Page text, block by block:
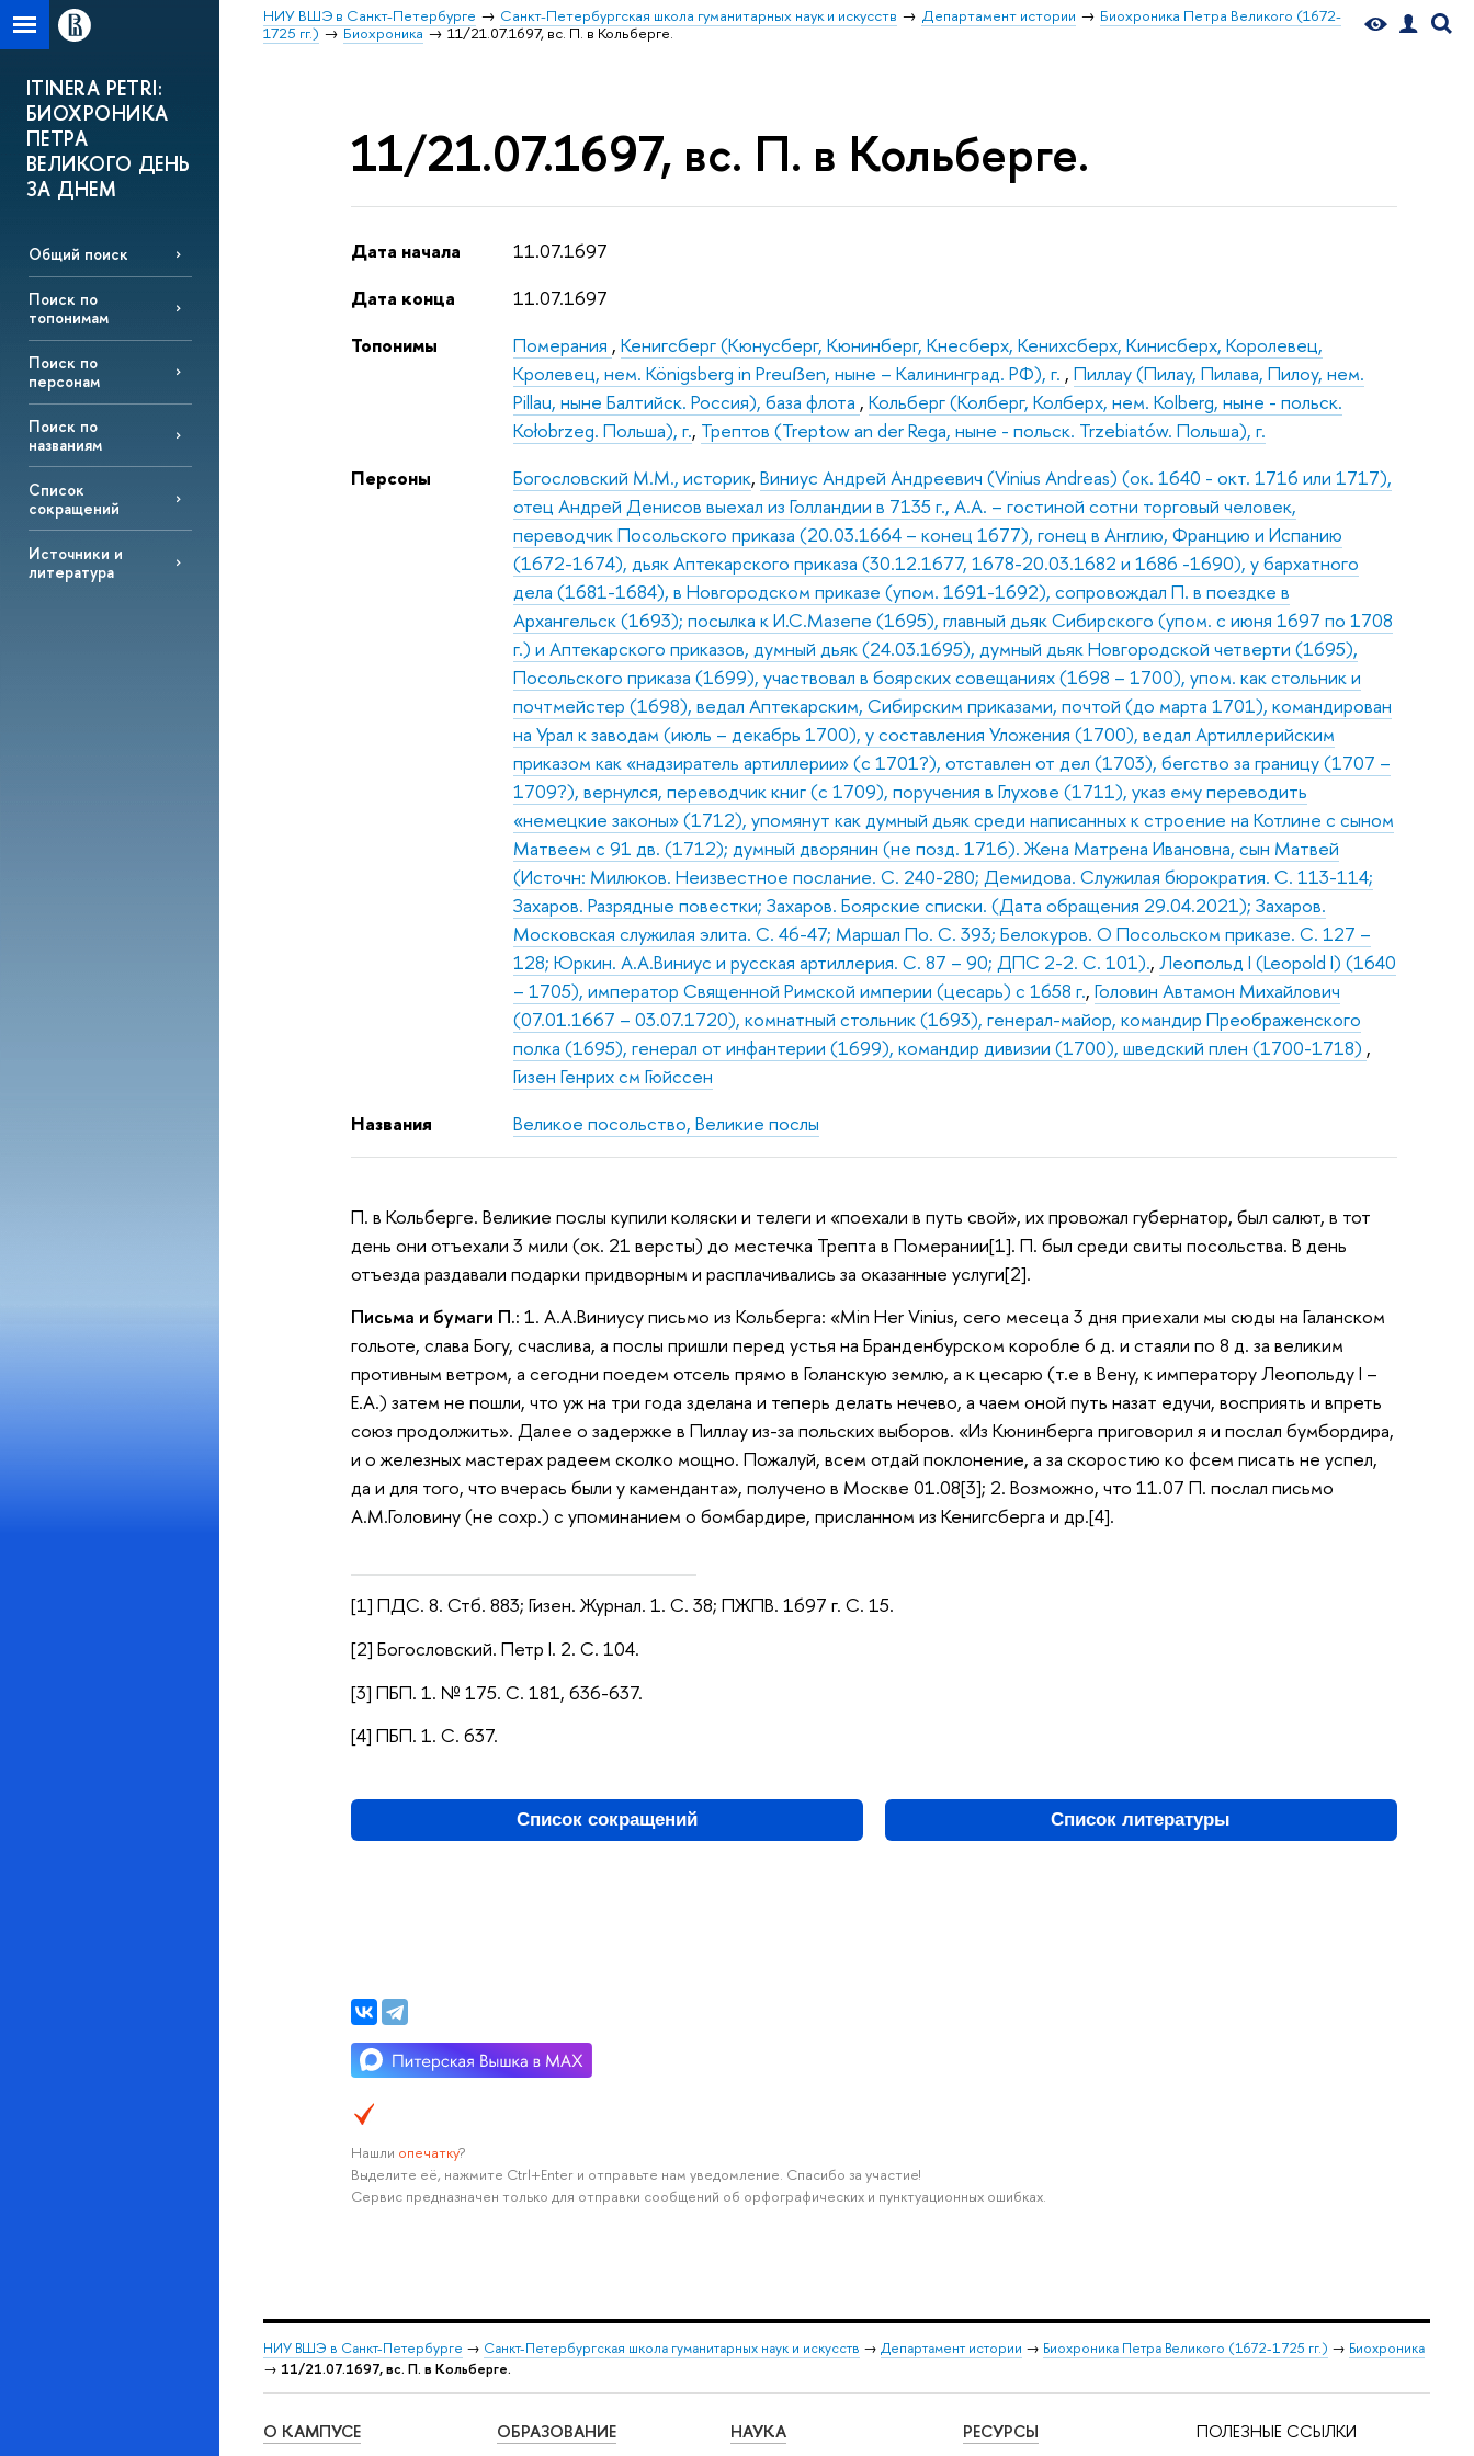
НИУ ВШЭ в Санкт-Петербурге Санкт-Петербургская школа гуманитарных наук и искусств Департамент истории
Биохроника Петра Великого (1672-
1725 гг.)
Биохроника 11/21.07.1697, вс. П. в Кольберге.
ITINERA PETRI:
БИОХРОНИКА
ПЕТРА
ВЕЛИКОГО ДЕНЬ
ЗА ДНЕМ
Общий поиск
Поиск по
топонимам
Поиск по
персонам
Поиск по
названиям
Список
сокращений
Источники и
литература
11/21.07.1697, вс. П. в Кольберге.
Дата начала
11.07.1697
Дата конца
11.07.1697
Топонимы
Померания ,Кенигсберг (Кюнусберг, Кюнинберг, Кнесберх, Кенихсберх, Кинисберх, Королевец,
Кролевец, нем. Königsberg in Preuẞen, ныне – Калининград. РФ), г. ,Пиллау (Пилау, Пилава, Пилоу, нем.
Pillau, ныне Балтийск. Россия), база флота ,Кольберг (Колберг, Колберх, нем. Kolberg, ныне - польск.
Kołobrzeg. Польша), г., Трептов (Treptow an der Rega, ныне - польск. Trzebiatów. Польша), г.
Персоны
Богословский М.М., историк,Виниус Андрей Андреевич (Vinius Andreas) (ок. 1640 - окт. 1716 или 1717),
отец Андрей Денисов выехал из Голландии в 7135 г., А.А. – гостиной сотни торговый человек,
переводчик Посольского приказа (20.03.1664 – конец 1677), гонец в Англию, Францию и Испанию
(1672-1674), дьяк Аптекарского приказа (30.12.1677, 1678-20.03.1682 и 1686 -1690), у бархатного
дела (1681-1684), в Новгородском приказе (упом. 1691-1692), сопровождал П. в поездке в
Архангельск (1693); посылка к И.С.Мазепе (1695), главный дьяк Сибирского (упом. с июня 1697 по 1708
г.) и Аптекарского приказов, думный дьяк (24.03.1695), думный дьяк Новгородской четверти (1695),
Посольского приказа (1699), участвовал в боярских совещаниях (1698 – 1700), упом. как стольник и
почтмейстер (1698), ведал Аптекарским, Сибирским приказами, почтой (до марта 1701), командирован
на Урал к заводам (июль – декабрь 1700), у составления Уложения (1700), ведал Артиллерийским
приказом как «надзиратель артиллерии» (с 1701?), отставлен от дел (1703), бегство за границу (1707 –
1709?), вернулся, переводчик книг (с 1709), поручения в Глухове (1711), указ ему переводить
«немецкие законы» (1712), упомянут как думный дьяк среди написанных к строение на Котлине с сыном
Матвеем с 91 дв. (1712); думный дворянин (не позд. 1716). Жена Матрена Ивановна, сын Матвей
(Источн: Милюков. Неизвестное послание. С. 240-280; Демидова. Служилая бюрократия. С. 113-114;
Захаров. Разрядные повестки; Захаров. Боярские списки. (Дата обращения 29.04.2021); Захаров.
Московская служилая элита. С. 46-47; Маршал По. С. 393; Белокуров. О Посольском приказе. С. 127 –
128; Юркин. А.А.Виниус и русская артиллерия. С. 87 – 90; ДПС 2-2. С. 101).,Леопольд I (Leopold I) (1640
– 1705), император Священной Римской империи (цесарь) с 1658 г.,Головин Автамон Михайлович
(07.01.1667 – 03.07.1720), комнатный стольник (1693), генерал-майор, командир Преображенского
полка (1695), генерал от инфантерии (1699), командир дивизии (1700), шведский плен (1700-1718) ,
Гизен Генрих см Гюйссен
Названия
Великое посольство, Великие послы
П. в Кольберге. Великие послы купили коляски и телеги и «поехали в путь свой», их провожал губернатор, был салют, в тот
день они отъехали 3 мили (ок. 21 версты) до местечка Трепта в Померании[1]. П. был среди свиты посольства. В день
отъезда раздавали подарки придворным и расплачивались за оказанные услуги[2].
Письма и бумаги П.: 1. А.А.Виниусу письмо из Кольберга: «Min Her Vinius, сего месеца 3 дня приехали мы сюды на Галанском
гольоте, слава Богу, счаслива, а послы пришли перед устья на Бранденбурском коробле 6 д. и стаяли по 8 д. за великим
противным ветром, а сегодни поедем отсель прямо в Голанскую землю, а к цесарю (т.е в Вену, к императору Леопольду I –
Е.А.) затем не пошли, что уж на три года зделана и теперь делать нечево, а чаем оной путь назат едучи, восприять и впреть
союз продолжить». Далее о задержке в Пиллау из-за польских выборов. «Из Кюнинберга приговорил я и послал бумбордира,
и о железных мастерах радеем сколко мощно. Пожалуй, всем отдай поклонение, а за скоростию ко фсем писать не успел,
да и для того, что вчерась были у каменданта», получено в Москве 01.08[3]; 2. Возможно, что 11.07 П. послал письмо
А.М.Головину (не сохр.) с упоминанием о бомбардире, присланном из Кенигсберга и др.[4].
[1] ПДС. 8. Стб. 883; Гизен. Журнал. 1. С. 38; ПЖПВ. 1697 г. С. 15.
[2] Богословский. Петр I. 2. С. 104.
[3] ПБП. 1. № 175. С. 181, 636-637.
[4] ПБП. 1. С. 637.
Список сокращений Список литературы
Нашли опечатку?
Выделите её, нажмите Ctrl+Enter и отправьте нам уведомление. Спасибо за участие!
Сервис предназначен только для отправки сообщений об орфографических и пунктуационных ошибках.
НИУ ВШЭ в Санкт-Петербурге → Санкт-Петербургская школа гуманитарных наук и искусств → Департамент истории → Биохроника Петра Великого (1672-1725 гг.) → Биохроника
→ 11/21.07.1697, вс. П. в Кольберге.
О КАМПУСЕ ОБРАЗОВАНИЕ НАУКА РЕСУРСЫ ПОЛЕЗНЫЕ ССЫЛКИ